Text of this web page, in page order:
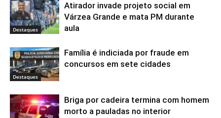
Destaques
Atirador invade projeto social em
Várzea Grande e mata PM durante
aula
Destaques
Família é indiciada por fraude em
concursos em sete cidades
Briga por cadeira termina com homem
morto a pauladas no interior